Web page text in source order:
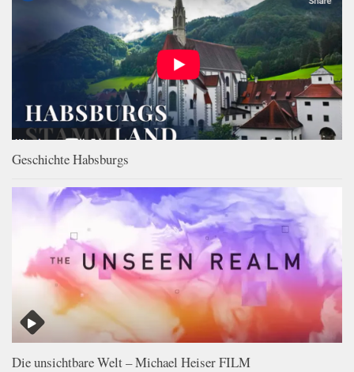
Geschichte Habsburgs
Die unsichtbare Welt – Michael Heiser FILM